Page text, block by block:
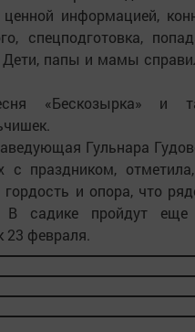
информацией,
спецподготовка,
Дети, папы и мамы
«Бескозырка» и
Гульнара
с праздником,
и опора, что
В садике пройдут
23 февраля.